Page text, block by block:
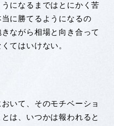
になるまではとにかく苦
に勝てるようになるの
ながら相場と向き合って
てはいけない。
いて、そのモチベーショ
は、いつかは報われると